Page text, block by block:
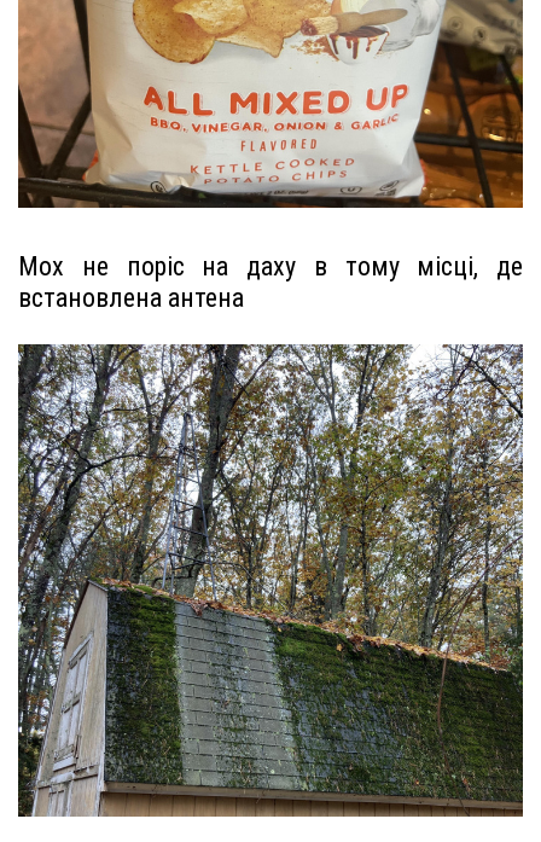
Мох не поріс на даху в тому місці, де
встановлена ​​антена